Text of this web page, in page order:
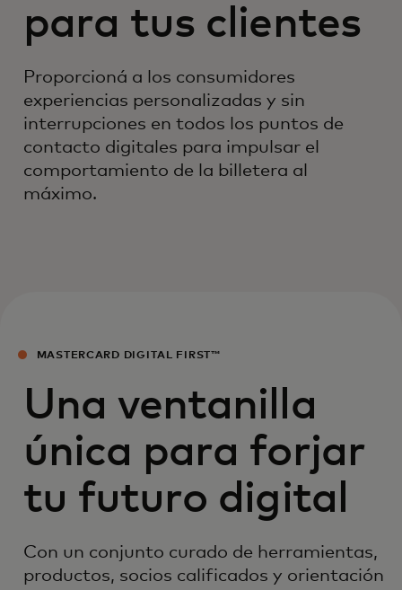
para tus clientes
Proporcioná a los consumidores
experiencias personalizadas y sin
interrupciones en todos los puntos de
contacto digitales para impulsar el
comportamiento de la billetera al
máximo.
MASTERCARD DIGITAL FIRST™
Una ventanilla
única para forjar
tu futuro digital
Con un conjunto curado de herramientas,
productos, socios calificados y orientación